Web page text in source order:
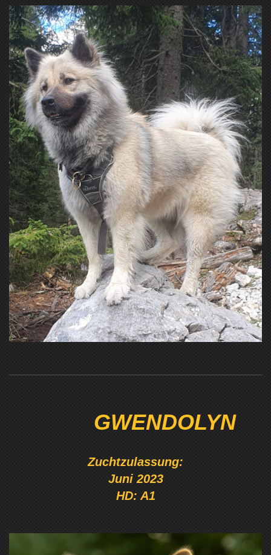
GWENDOLYN
Zuchtzulassung:
Juni 2023
HD: A1